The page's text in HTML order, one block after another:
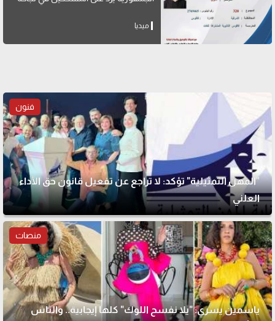
ميديا
فنون
"المهن التمثيلية" تؤكد: لا تراجع عن تفعيل قانون حق الأداء
العلني
منصات
ياسمين يسري: "يلا نفسح اللوك" كلها إيجابية.. والناس